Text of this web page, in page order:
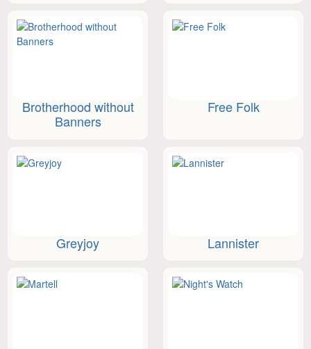
Brotherhood without
Banners
Free Folk
Greyjoy Lannister